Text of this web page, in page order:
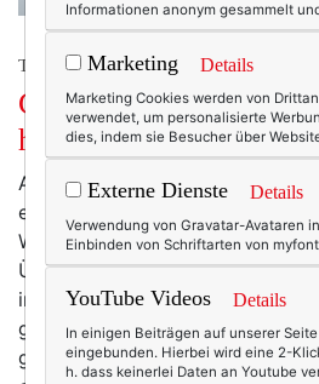
TEXTERELLA PERSÖNLICH.
Graue Tage – und was
hilft.
Als hätten sich Wetter und
ein einziges Grau(en). Sonne?
Wochen nicht mehr gesehen,
Übertreibung. Und dann wird in
immer noch unfassbar –
gewählt, dabei hätte es eine so
gegeben. Aber wie las ich erst
Informationen anonym gesammelt
Marketing Details
Marketing Cookies werden von
verwendet, um personalisierte
dies, indem sie Besucher über
Externe Dienste Details
Verwendung von Gravatar-Avataren
Einbinden von Schriftarten von
YouTube Videos Details
In einigen Beiträgen auf unserer
eingebunden. Hierbei wird eine 2-
h. dass keinerlei Daten an Youtube